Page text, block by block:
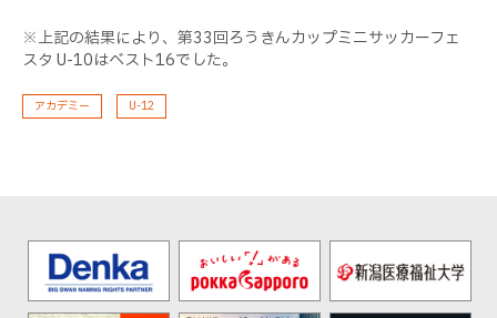
※上記の結果により、第33回ろうきんカップミニサッカーフェ
スタ U-10はベスト16でした。
アカデミー U-12